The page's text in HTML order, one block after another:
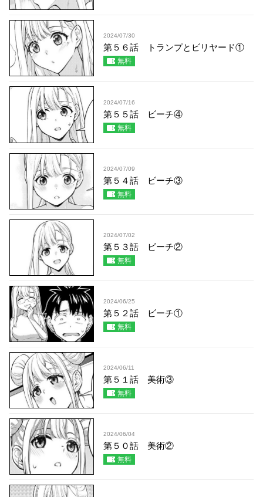
2024/07/30
第５６話 トランプとビリヤード①
無料
2024/07/16
第５５話 ビーチ④
無料
2024/07/09
第５４話 ビーチ③
無料
2024/07/02
第５３話 ビーチ②
無料
2024/06/25
第５２話 ビーチ①
無料
2024/06/11
第５１話 美術③
無料
2024/06/04
第５０話 美術②
無料